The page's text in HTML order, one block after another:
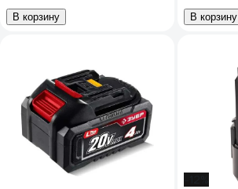
В корзину В корзину